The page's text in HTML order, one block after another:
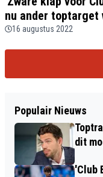
nu ander toptarget
16 augustus 2022
Populair Nieuws
dit
'Club